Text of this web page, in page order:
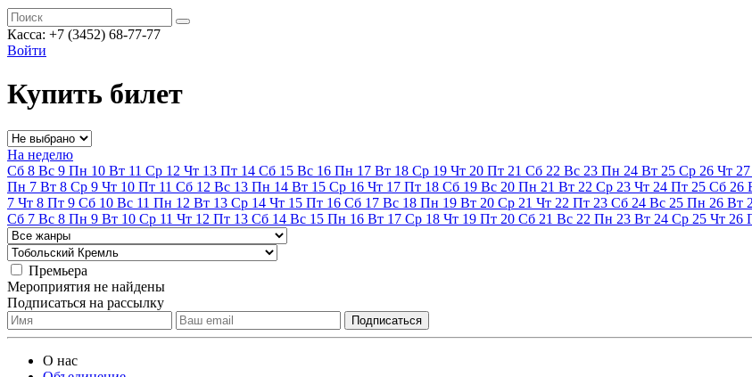
Касса: +7 (3452) 68-77-77
Войти
Купить билет
На неделю
Сб 8 Вс 9 Пн 10 Вт 11 Ср 12 Чт 13 Пт 14 Сб 15 Вс 16 Пн 17 Вт 18 Ср 19 Чт 20 Пт 21 Сб 22 Вс 23 Пн 24 Вт 25 Ср 26 Чт 27
Пн 7 Вт 8 Ср 9 Чт 10 Пт 11 Сб 12 Вс 13 Пн 14 Вт 15 Ср 16 Чт 17 Пт 18 Сб 19 Вс 20 Пн 21 Вт 22 Ср 23 Чт 24 Пт 25 Сб 26
7 Чт 8 Пт 9 Сб 10 Вс 11 Пн 12 Вт 13 Ср 14 Чт 15 Пт 16 Сб 17 Вс 18 Пн 19 Вт 20 Ср 21 Чт 22 Пт 23 Сб 24 Вс 25 Пн 26 Вт
Сб 7 Вс 8 Пн 9 Вт 10 Ср 11 Чт 12 Пт 13 Сб 14 Вс 15 Пн 16 Вт 17 Ср 18 Чт 19 Пт 20 Сб 21 Вс 22 Пн 23 Вт 24 Ср 25 Чт 26
Премьера
Мероприятия не найдены
Подписаться на рассылку
О нас